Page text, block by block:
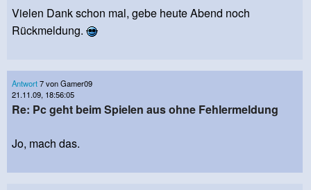
Vielen Dank schon mal, gebe heute Abend noch
Rückmeldung.
Antwort7 von Gamer09
21.11.09, 18:56:05
Re: Pc geht beim Spielen aus ohne Fehlermeldung
Jo, mach das.